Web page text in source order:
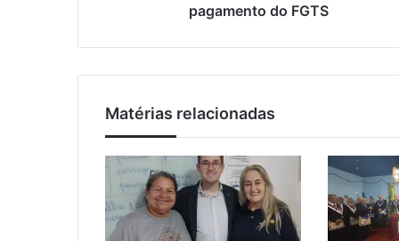
m
l
c
n
d
á
o
s
pagamento do FGTS
Matérias relacionadas